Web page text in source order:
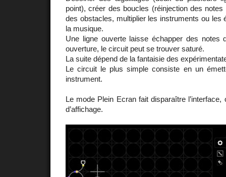
point), créer des boucles (réinjection des
des obstacles, multiplier les instruments ou les
la musique.
Une ligne ouverte laisse échapper des notes
ouverture, le circuit peut se trouver saturé.
La suite dépend de la fantaisie des
Le circuit le plus simple consiste en un
instrument.
Le mode Plein Ecran fait disparaître
d’affichage.